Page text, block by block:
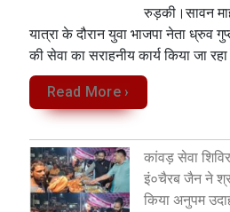
रुड़की।सावन
यात्रा के दौरान युवा भाजपा नेता ध्रुव
की सेवा का सराहनीय कार्य किया जा
Read More ›
कांवड़ सेवा
इं०चैरब जैन ने
किया अनुपम